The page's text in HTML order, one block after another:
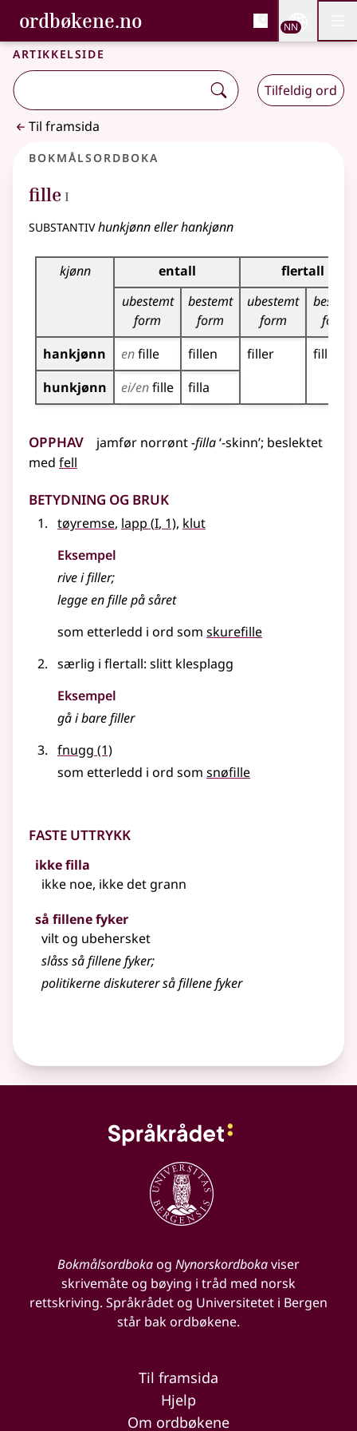
Gå til hovudinnhald
Tilgjenge
ordbøkene.no, Bokmålsordboka og
Bokmålsordboka og Nynorskordboka
NN
Artikkelside
Tilfeldig ord
Til framsida
Bokmålsordboka
fille 1
I
substantivhunkjønn eller hankjønn
Bøyingstabell for dette substantivet
kjønn entall
flertall
ubestemt
form
bestemt
form
ubestemt
form
bestemt
form
hankjønn
enfille fillen filler
fillene
hunkjønn
ei/enfille filla
Opphav jamfør norrønt-filla‘-skinn’; beslektet
med fell
Betydning og bruk
tøyremse, lapp (1
I, 1), klut
Eksempel
rive i filler;
legge enfillepå såret
som etterledd i ord som skurefille
særlig i flertall: slitt klesplagg
Eksempel
gå i barefiller
fnugg (1)
som etterledd i ord som snøfille
Faste uttrykk
ikke filla
ikke noe, ikke det grann
så fillene fyker
vilt og ubehersket
slåss så fillene fyker;
politikerne diskuterer så fillene fyker
Bokmålsordbokaog Nynorskordbokaviser
skrivemåte og bøying i tråd med norsk
rettskriving. Språkrådet og Universitetet i Bergen
står bak ordbøkene.
Til framsida
Hjelp
Om ordbøkene